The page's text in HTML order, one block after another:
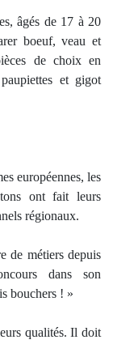
âgés de 17 à 20
boeuf, veau et
de choix en
et gigot
européennes, les
ont fait leurs
régionaux.
de métiers depuis
dans son
bouchers ! »
qualités. Il doit